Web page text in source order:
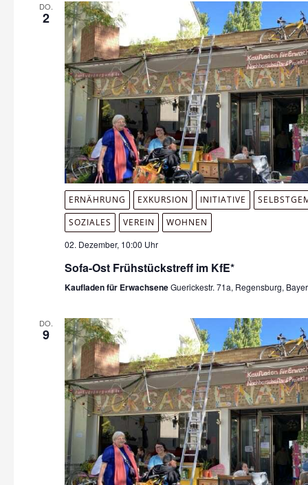
DO.
2
ERNÄHRUNG EXKURSION INITIATIVE
SOZIALES
VEREIN
WOHNEN
02. Dezember, 10:00 Uhr
Sofa-Ost Frühstückstreff im KfE*
Kaufladen für ErwachseneGuerickestr. 71a, Regensburg,
DO.
9